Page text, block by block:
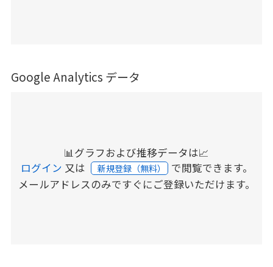
Google Analytics データ
📊グラフおよび推移データは📈
ログイン 又は 新規登録（無料） で閲覧できます。
メールアドレスのみですぐにご登録いただけます。